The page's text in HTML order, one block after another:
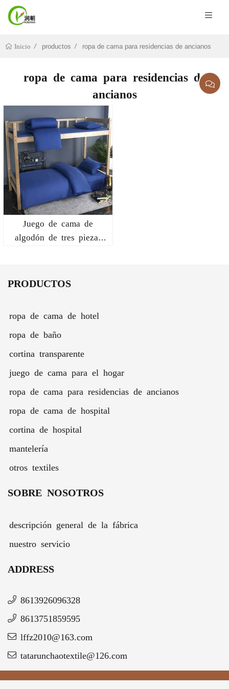
Inicio productos ropa de cama para residencias de ancianos
ropa de cama para residencias de
ancianos
Juego de cama de
algodón de tres piezas
individual con unidad de
PRODUCTOS
ropa de cama de hotel
ropa de baño
cortina transparente
juego de cama para el hogar
ropa de cama para residencias de ancianos
ropa de cama de hospital
cortina de hospital
mantelería
otros textiles
SOBRE NOSOTROS
descripción general de la fábrica
nuestro servicio
ADDRESS
8613926096328
8613751859595
lffz2010@163.com
tatarunchaotextile@126.com